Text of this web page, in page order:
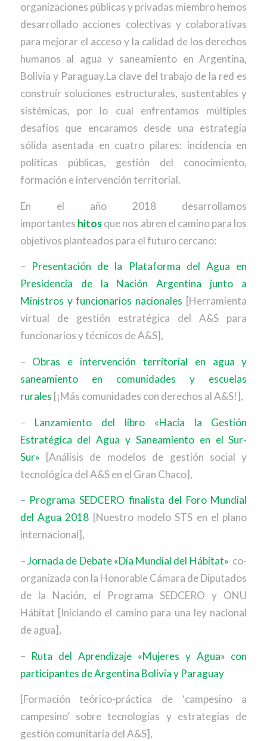
organizaciones públicas y privadas miembro hemos
desarrollado acciones colectivas y colaborativas
para mejorar el acceso y la calidad de los derechos
humanos al agua y saneamiento en Argentina,
Bolivia y Paraguay.La clave del trabajo de la red es
construir soluciones estructurales, sustentables y
sistémicas, por lo cual enfrentamos múltiples
desafíos que encaramos desde una estrategia
sólida asentada en cuatro pilares: incidencia en
políticas públicas, gestión del conocimiento,
formación e intervención territorial.
En el año 2018 desarrollamos
importantes hitosque nos abren el camino para los
objetivos planteados para el futuro cercano:
–
Presentación de la Plataforma del Agua en
Presidencia de la Nación Argentina junto a
Ministros y funcionarios nacionales [Herramienta
virtual de gestión estratégica del A&S para
funcionarios y técnicos de A&S],
– Obras e intervención territorial en agua y
saneamiento en comunidades y escuelas
rurales [¡Más comunidades con derechos al A&S!],
– Lanzamiento del libro «Hacia la Gestión
Estratégica del Agua y Saneamiento en el Sur-
Sur» [Análisis de modelos de gestión social y
tecnológica del A&S en el Gran Chaco],
– Programa SEDCERO finalista del Foro Mundial
del Agua 2018 [Nuestro modelo STS en el plano
internacional],
–Jornada de Debate «Día Mundial del Hábitat» co-
organizada con la Honorable Cámara de Diputados
de la Nación, el Programa SEDCERO y ONU
Hábitat [Iniciando el camino para una ley nacional
de agua],
– Ruta del Aprendizaje «Mujeres y Agua» con
participantes de Argentina Bolivia y Paraguay
[Formación teórico-práctica de ‘campesino a
campesino’ sobre tecnologías y estrategias de
gestión comunitaria del A&S],